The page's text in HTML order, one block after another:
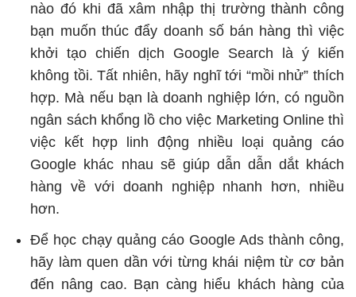
nào đó khi đã xâm nhập thị trường thành công
bạn muốn thúc đẩy doanh số bán hàng thì việc
khởi tạo chiến dịch Google Search là ý kiến
không tồi. Tất nhiên, hãy nghĩ tới “mồi nhử” thích
hợp. Mà nếu bạn là doanh nghiệp lớn, có nguồn
ngân sách khổng lồ cho việc Marketing Online thì
việc kết hợp linh động nhiều loại quảng cáo
Google khác nhau sẽ giúp dẫn dẫn dắt khách
hàng về với doanh nghiệp nhanh hơn, nhiều
hơn.
Để học chạy quảng cáo Google Ads thành công,
hãy làm quen dần với từng khái niệm từ cơ bản
đến nâng cao. Bạn càng hiểu khách hàng của